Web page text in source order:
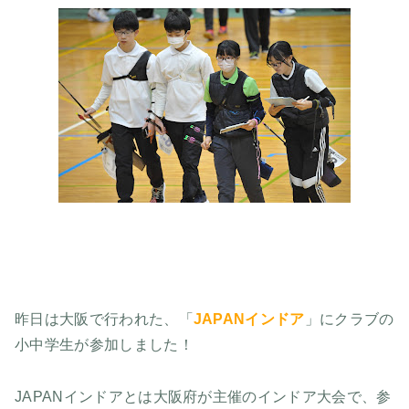
昨日は大阪で行われた、「 JAPANインドア 」にクラブの
小中学生が参加しました！
JAPANインドアとは大阪府が主催のインドア大会で、参